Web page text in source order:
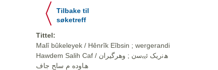
Tilbake til
søketreff
Tittel:
Malî bûkeleyek / Hênrîk Eîbsin ; wergerandi
Hawdem Salih Caf / ھﻧرﯾﮏ ﺋﯾﺑﺳن ; وهرگيران
ھﺎوده م ﺳﺎﺢ ﺟﺎف